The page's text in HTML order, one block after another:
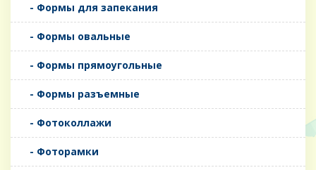
- Формы для запекания
- Формы овальные
- Формы прямоугольные
- Формы разъемные
- Фотоколлажи
- Фоторамки